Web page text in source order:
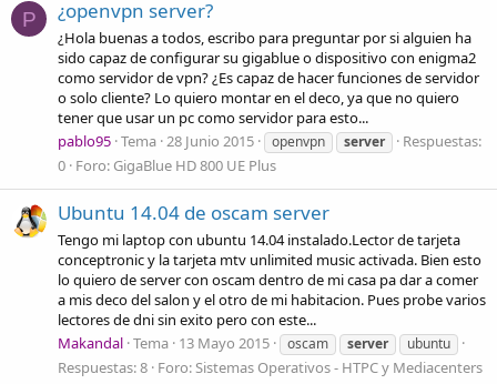
P ¿openvpn server?
¿Hola buenas a todos, escribo para preguntar por si alguien ha
sido capaz de configurar su gigablue o dispositivo con enigma2
como servidor de vpn? ¿Es capaz de hacer funciones de servidor
o solo cliente? Lo quiero montar en el deco, ya que no quiero
tener que usar un pc como servidor para esto...
pablo95 Tema 28 Junio 2015 openvpn server
Respuestas:
0 Foro: GigaBlue HD 800 UE Plus
Ubuntu 14.04 de oscam server
Tengo mi laptop con ubuntu 14.04 instalado.Lector de tarjeta
conceptronic y la tarjeta mtv unlimited music activada. Bien esto
lo quiero de server con oscam dentro de mi casa pa dar a comer
a mis deco del salon y el otro de mi habitacion. Pues probe varios
lectores de dni sin exito pero con este...
Makandal Tema 13 Mayo 2015 oscam server ubuntu
Respuestas: 8 Foro:Sistemas Operativos - HTPC y Mediacenters